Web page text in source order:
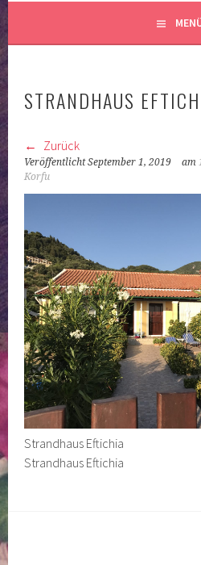
STRANDHAUS
Zurück
VeröffentlichtSeptember 1, 2019 am
Korfu
Strandhaus Eftichia
Strandhaus Eftichia